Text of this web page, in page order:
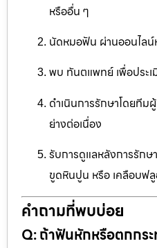
หรืออื่น ๆ
นัดหมอฟัน ผ่านออนไลน์
พบ ทันตแพทย์ เพื่อประเ
ดำเนินการรักษาโดยที
ย่างต่อเนื่อง
รับการดูแลหลังการรักษ
ขูดหินปูน หรือ เคลือบฟ
คำถามที่พบบ่อย
Q: ถ้าฟันหักหรือตกกร